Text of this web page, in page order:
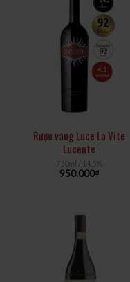
Rượu vang Luce La Vite
Lucente
750ml / 14,5%
950.000₫